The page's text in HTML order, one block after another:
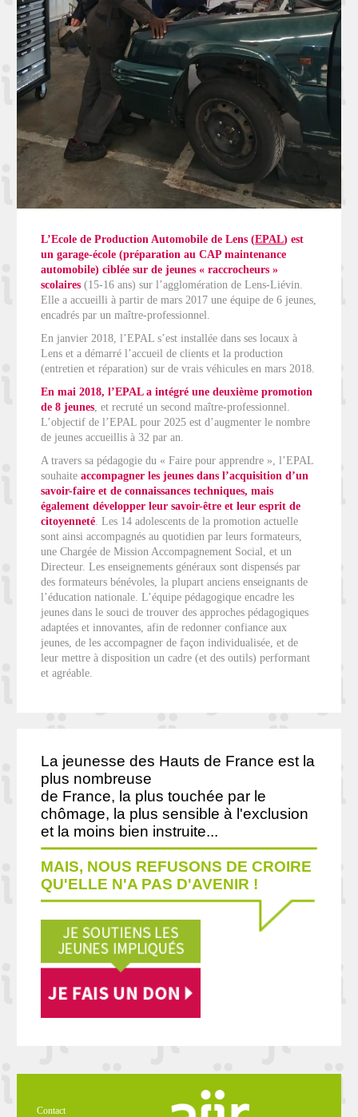
L’Ecole de Production Automobile de Lens (EPAL) est
un garage-école (préparation au CAP maintenance
automobile) ciblée sur de jeunes « raccrocheurs »
scolaires (15-16 ans) sur l’agglomération de Lens-Liévin.
Elle a accueilli à partir de mars 2017 une équipe de6 jeunes,
encadrés par un maître-professionnel.
En janvier 2018, l’EPAL s’est installée dans ses locaux à
Lens et a démarré l’accueil de clients et la production
(entretien et réparation) sur de vrais véhicules en mars 2018.
En mai 2018, l’EPAL a intégré une deuxième promotion
de 8 jeunes , et recruté un second maître-professionnel.
L’objectif de l’EPAL pour 2025 est d’augmenter le nombre
de jeunes accueillis à 32 par an.
A travers sa pédagogie du « Faire pour apprendre », l’EPAL
souhaiteaccompagner les jeunes dans l’acquisition d’un
savoir-faire et de connaissances techniques, mais
également développer leur savoir-être et leur esprit de
citoyenneté . Les 14 adolescents de la promotion actuelle
sont ainsi accompagnés au quotidien par leurs formateurs,
une Chargée de Mission Accompagnement Social, et un
Directeur. Les enseignements généraux sont dispensés par
des formateurs bénévoles, la plupart anciens enseignants de
l’éducation nationale. L’équipe pédagogique encadre les
jeunes dans le souci de trouver des approches pédagogiques
adaptées et innovantes, afin de redonner confiance aux
jeunes, de les accompagner de façon individualisée, et de
leur mettre à disposition un cadre (et des outils) performant
et agréable.
La jeunesse des Hauts de France est la
plus nombreuse
de France, la plus touchée par le
chômage, la plus sensible à l'exclusion
et la moins bien instruite...
MAIS, NOUS REFUSONS DE CROIRE
QU'ELLE N'A PAS D'AVENIR !
Contact